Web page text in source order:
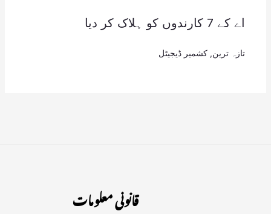
اے کے 7 کارندوں کو ہلاک کر دیا
تازہ ترین کشمیر ڈیجیٹل
قانونی معلومات